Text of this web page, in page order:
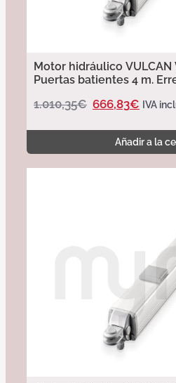
Motor hidráulico VULCAN
Puertas batientes 4 m.
1.010,35€ 666,83€ IVA
Añadir a la